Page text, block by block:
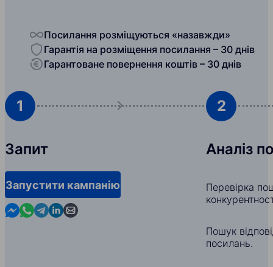
Посилання розміщуються «назавжди»
Гарантія на розміщення посилання – 30 днів
Гарантоване повернення коштів – 30 днів
1
Запит
Запустити кампанію
Contact us in Messenger
Contact us in WhatsApp
Contact us in Telegram
Contact us in Linkedin
Contact us by email
2
Аналіз
Перевірка
Пошук
посилань.